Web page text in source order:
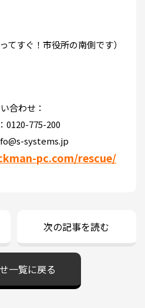
てすぐ！市役所の南側です）
合わせ：
775-200
systems.jp
pc.com/rescue/
次の記事を読む
一覧に戻る